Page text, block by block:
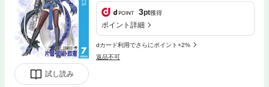
試し読み
3pt獲得
ポイント詳細
dカード利用でさらにポイント+2%
返品不可